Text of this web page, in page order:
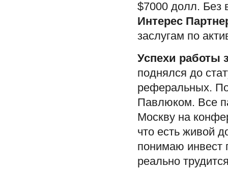
$7000 долл. Без
Интерес
заслугам по
Успехи работы
поднялся до
реферальных.
Павлюком. Все
Москву на
что есть живой
понимаю инвест
реально